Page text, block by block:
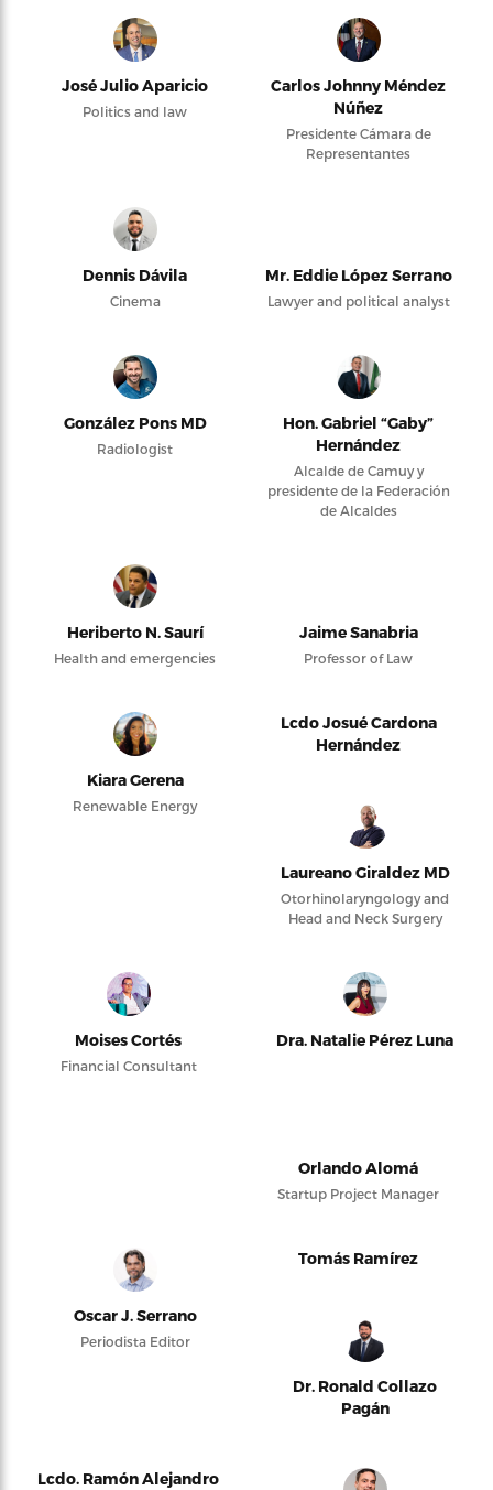
José Julio Aparicio
Politics and law
Carlos Johnny Méndez
Núñez
Presidente Cámara de
Representantes
Dennis Dávila
Cinema
Mr. Eddie López Serrano
Lawyer and political analyst
González Pons MD
Radiologist
Hon. Gabriel “Gaby”
Hernández
Alcalde de Camuy y
presidente de la Federación
de Alcaldes
Heriberto N. Saurí
Health and emergencies
Jaime Sanabria
Professor of Law
Kiara Gerena
Renewable Energy
Lcdo Josué Cardona
Hernández
Laureano Giraldez MD
Otorhinolaryngology and
Head and Neck Surgery
Moises Cortés
Financial Consultant
Dra. Natalie Pérez Luna
Orlando Alomá
Startup Project Manager
Oscar J. Serrano
Periodista Editor
Tomás Ramírez
Dr. Ronald Collazo
Pagán
Lcdo. Ramón Alejandro